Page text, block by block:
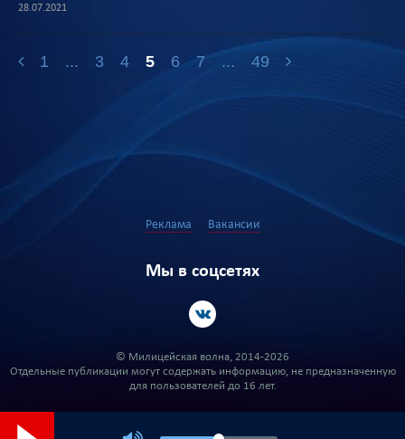
28.07.2021
1 ... 3 4 5 6 7 ... 49
Реклама Вакансии
Мы в соцсетях
© Милицейская волна, 2014-2026
Отдельные публикации могут содержать информацию, не предназначенную
для пользователей до 16 лет.